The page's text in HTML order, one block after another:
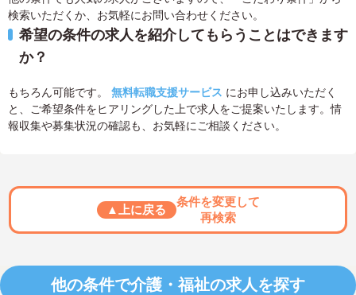
検索いただくか、お気軽にお問い合わせください。
希望の条件の求人を紹介してもらうことはできます
か？
もちろん可能です。 無料転職支援サービス にお申し込みいただく
と、ご希望条件をヒアリングした上で求人をご提案いたします。情
報収集や募集状況の確認も、お気軽にご相談ください。
▲上に戻る
条件を変更して
再検索
他の条件で介護・福祉の求人を探す